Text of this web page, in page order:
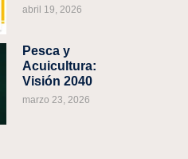
abril 19, 2026
Pesca y
Acuicultura:
Visión 2040
marzo 23, 2026